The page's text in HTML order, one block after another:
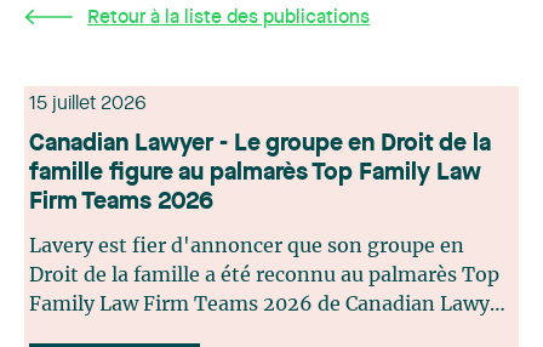
Retour à la liste des publications
15 juillet 2026
Canadian Lawyer - Le groupe en Droit de la
famille figure au palmarès Top Family Law
Firm Teams 2026
Lavery est fier d'annoncer que son groupe en
Droit de la famille a été reconnu au palmarès Top
Family Law Firm Teams 2026 de Canadian Lawyer.